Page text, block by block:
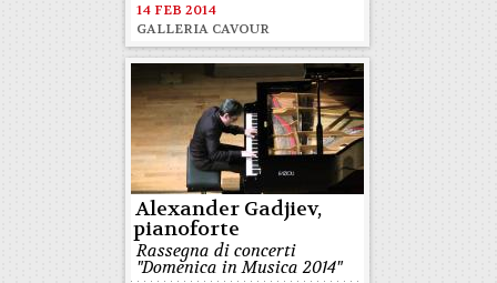
14 FEB 2014
GALLERIA CAVOUR
Alexander Gadjiev,
pianoforte
Rassegna di concerti
"Domenica in Musica 2014"